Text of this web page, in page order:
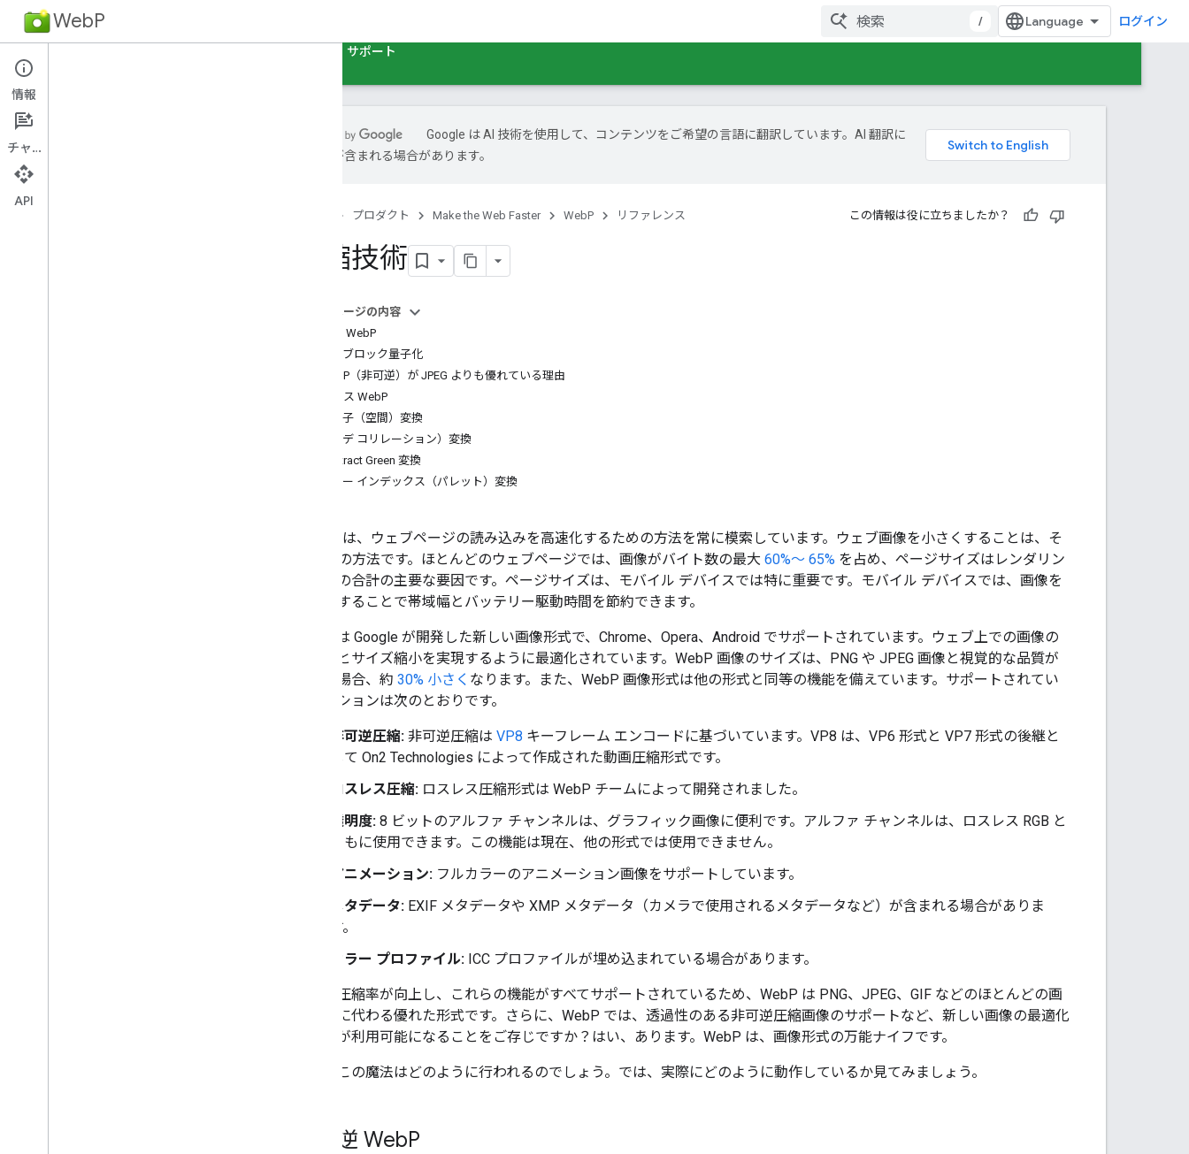
WebP / ログイン
サポート
よくある質問
圧縮技術
Google は AI 技術を使用して、コンテンツをご希望の言語に翻訳しています。AI 翻訳に
は誤りが含まれる場合があります。
プロダクト Make the Web Faster WebP リファレンス この情報は役に立ちましたか？
圧縮技術
このページの内容
非可逆 WebP
適応ブロック量子化
WebP（非可逆）が JPEG よりも優れている理由
ロスレス WebP
予測子（空間）変換
色（デ コリレーション）変換
Subtract Green 変換
カラー インデックス（パレット）変換
Google は、ウェブページの読み込みを高速化するための方法を常に模索しています。ウェブ画像を小さくすることは、そ
の 1 つの方法です。ほとんどのウェブページでは、画像がバイト数の最大 60%～ 65% を占め、ページサイズはレンダリン
グ時間の合計の主要な要因です。ページサイズは、モバイル デバイスでは特に重要です。モバイル デバイスでは、画像を
小さくすることで帯域幅とバッテリー駆動時間を節約できます。
WebP は Google が開発した新しい画像形式で、Chrome、Opera、Android でサポートされています。ウェブ上での画像の
高速化とサイズ縮小を実現するように最適化されています。WebP 画像のサイズは、PNG や JPEG 画像と視覚的な品質が
同等の場合、約 30% 小さく なります。また、WebP 画像形式は他の形式と同等の機能を備えています。サポートされてい
るオプションは次のとおりです。
非可逆圧縮: 非可逆圧縮は VP8 キーフレーム エンコードに基づいています。VP8 は、VP6 形式と VP7 形式の後継と
して On2 Technologies によって作成された動画圧縮形式です。
ロスレス圧縮: ロスレス圧縮形式は WebP チームによって開発されました。
透明度: 8 ビットのアルファ チャンネルは、グラフィック画像に便利です。アルファ チャンネルは、ロスレス RGB と
ともに使用できます。この機能は現在、他の形式では使用できません。
アニメーション: フルカラーのアニメーション画像をサポートしています。
メタデータ: EXIF メタデータや XMP メタデータ（カメラで使用されるメタデータなど）が含まれる場合がありま
す。
カラー プロファイル: ICC プロファイルが埋め込まれている場合があります。
画像の圧縮率が向上し、これらの機能がすべてサポートされているため、WebP は PNG、JPEG、GIF などのほとんどの画
像形式に代わる優れた形式です。さらに、WebP では、透過性のある非可逆圧縮画像のサポートなど、新しい画像の最適化
の機会が利用可能になることをご存じですか？はい、あります。WebP は、画像形式の万能ナイフです。
では、この魔法はどのように行われるのでしょう。では、実際にどのように動作しているか見てみましょう。
非可逆 WebP
情報
チャット
API